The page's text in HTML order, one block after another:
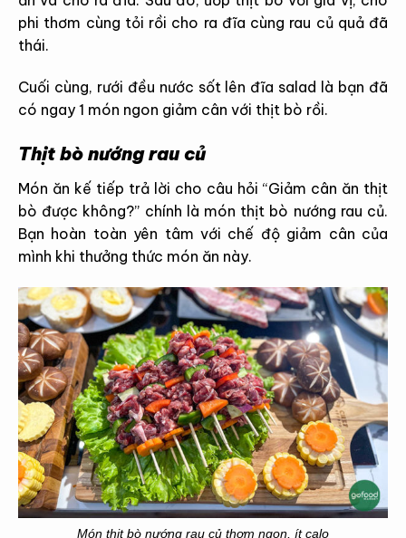
phi thơm cùng tỏi rồi cho ra đĩa cùng rau củ quả đã
thái.
Cuối cùng, rưới đều nước sốt lên đĩa salad là bạn đã
có ngay 1 món ngon giảm cân với thịt bò rồi.
Thịt bò nướng rau củ
Món ăn kế tiếp trả lời cho câu hỏi “Giảm cân ăn thịt
bò được không?” chính là món thịt bò nướng rau củ.
Bạn hoàn toàn yên tâm với chế độ giảm cân của
mình khi thưởng thức món ăn này.
Món thịt bò nướng rau củ thơm ngon, ít calo